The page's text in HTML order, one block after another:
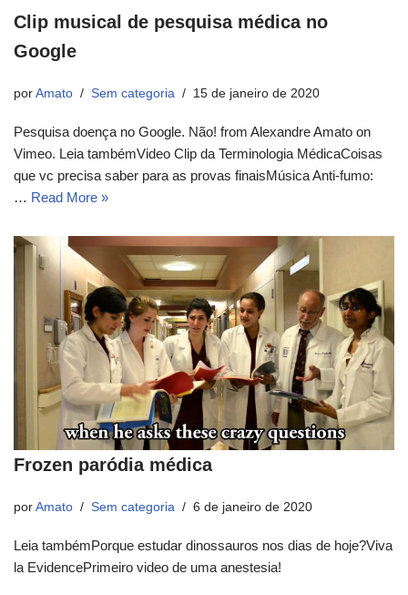
Clip musical de pesquisa médica no
Google
por Amato Sem categoria 15 de janeiro de 2020
Pesquisa doença no Google. Não! from Alexandre Amato on
Vimeo. Leia tambémVideo Clip da Terminologia MédicaCoisas
que vc precisa saber para as provas finaisMúsica Anti-fumo:
… Read More »
Frozen paródia médica
por Amato Sem categoria 6 de janeiro de 2020
Leia tambémPorque estudar dinossauros nos dias de hoje?Viva
la EvidencePrimeiro video de uma anestesia!